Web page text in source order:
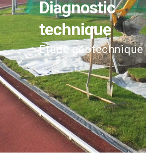
Diagnostic
technique
Etude géotechnique